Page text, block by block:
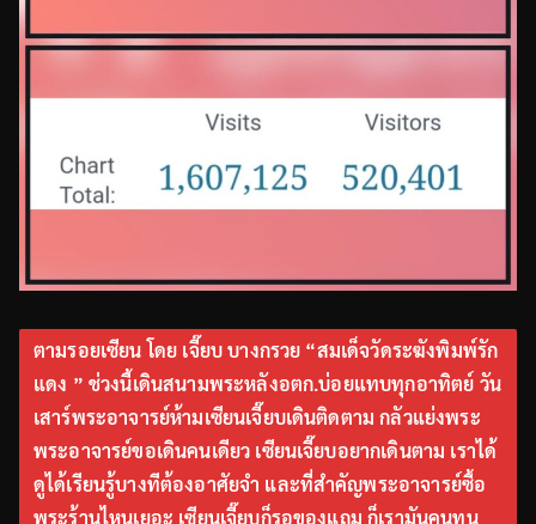
ตามรอยเซียน โดย เจี๊ยบ บางกรวย “สมเด็จวัดระฆังพิมพ์รัก
แดง ” ช่วงนี้เดินสนามพระหลังอตก.บ่อยแทบทุกอาทิตย์ วัน
เสาร์พระอาจารย์ห้ามเซียนเจี๊ยบเดินติดตาม กลัวแย่งพระ
พระอาจารย์ขอเดินคนเดียว เซียนเจี๊ยบอยากเดินตาม เราได้
ดูได้เรียนรู้บางทีต้องอาศัยจำ และที่สำคัญพระอาจารย์ซื้อ
พระร้านไหนเยอะ เซียนเจี๊ยบก็รอของแถม ก็เรามันคนทุน